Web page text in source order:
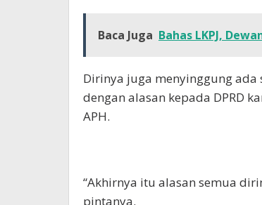
Baca Juga Bahas LKPJ,
Dirinya juga menyinggung ada
dengan alasan kepada DPRD
APH.
“Akhirnya itu alasan semua
pintanya.